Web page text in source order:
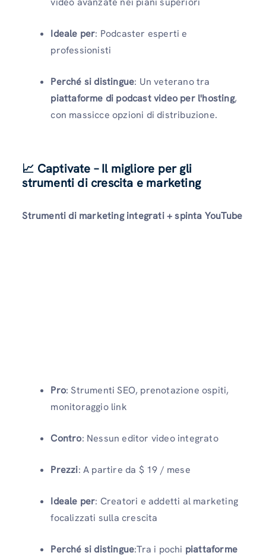
Ideale per: Podcaster esperti e
professionisti
Perché si distingue: Un veterano tra
piattaforme di podcast video per l'hosting,
con massicce opzioni di distribuzione.
📈 Captivate – Il migliore per gli
strumenti di crescita e marketing
Strumenti di marketing integrati + spinta YouTube
Pro: Strumenti SEO, prenotazione ospiti,
monitoraggio link
Contro: Nessun editor video integrato
Prezzi: A partire da $ 19 / mese
Ideale per: Creatori e addetti al marketing
focalizzati sulla crescita
Perché si distingue:Tra i pochi piattaforme